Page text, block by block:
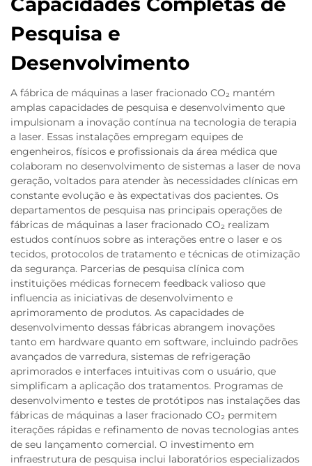
Pesquisa e
Desenvolvimento
A fábrica de máquinas a laser fracionado CO₂ mantém
amplas capacidades de pesquisa e desenvolvimento que
impulsionam a inovação contínua na tecnologia de terapia
a laser. Essas instalações empregam equipes de
engenheiros, físicos e profissionais da área médica que
colaboram no desenvolvimento de sistemas a laser de nova
geração, voltados para atender às necessidades clínicas em
constante evolução e às expectativas dos pacientes. Os
departamentos de pesquisa nas principais operações de
fábricas de máquinas a laser fracionado CO₂ realizam
estudos contínuos sobre as interações entre o laser e os
tecidos, protocolos de tratamento e técnicas de otimização
da segurança. Parcerias de pesquisa clínica com
instituições médicas fornecem feedback valioso que
influencia as iniciativas de desenvolvimento e
aprimoramento de produtos. As capacidades de
desenvolvimento dessas fábricas abrangem inovações
tanto em hardware quanto em software, incluindo padrões
avançados de varredura, sistemas de refrigeração
aprimorados e interfaces intuitivas com o usuário, que
simplificam a aplicação dos tratamentos. Programas de
desenvolvimento e testes de protótipos nas instalações das
fábricas de máquinas a laser fracionado CO₂ permitem
iterações rápidas e refinamento de novas tecnologias antes
de seu lançamento comercial. O investimento em
infraestrutura de pesquisa inclui laboratórios especializados